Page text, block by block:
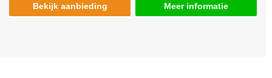
Bekijk aanbieding Meer informatie